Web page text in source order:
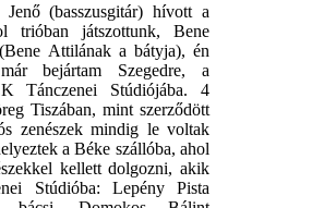
Jenő (basszusgitár) hívott a
trióban játszottunk, Bene
Attilának a bátyja), én
bejártam Szegedre, a
Tánczenei Stúdiójába. 4
Tiszában, mint szerződött
zenészek mindig le voltak
a Béke szállóba, ahol
kellett dolgozni, akik
Stúdióba: Lepény Pista